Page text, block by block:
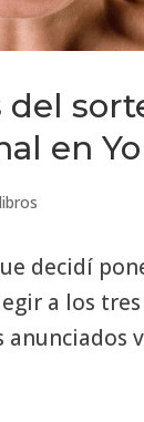
del
en
decidí
a los tres
anunciados